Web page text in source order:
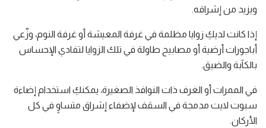
ويزيد من إشراقه.
إذا كانت لديكِ زوايا مظلمة في غرفة المعيشة أو غرفة النوم، وزّعي
أباجورات أرضية أو مصابيح طاولة في تلك الزوايا لتفادي الإحساس
بالكآبة والضيق.
في الممرات أو الغرف ذات النوافذ الصغيرة، يمكنكِ استخدام إضاءة
سبوت لايت مدمجة في السقف لإضفاء إشراق متساوٍ في كل
الأركان.